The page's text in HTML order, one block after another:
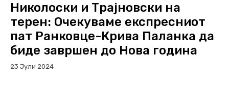
Николоски и Трајновски на
терен: Очекуваме експресниот
пат Ранковце-Крива Паланка да
биде завршен до Нова година
23 Јули 2024